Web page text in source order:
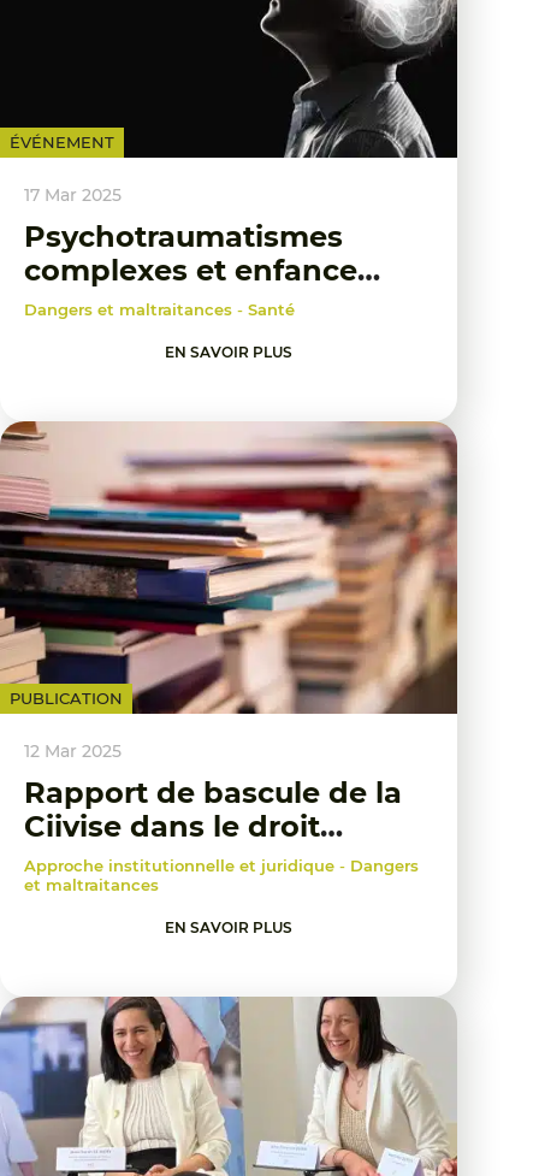
ÉVÉNEMENT
17 Mar 2025
Psychotraumatismes
complexes et enfance
maltraitée
Dangers et maltraitances - Santé
EN SAVOIR PLUS
PUBLICATION
12 Mar 2025
Rapport de bascule de la
Ciivise dans le droit
commun
Approche institutionnelle et juridique - Dangers
et maltraitances
EN SAVOIR PLUS